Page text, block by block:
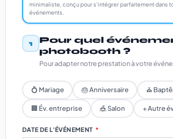
minimaliste, conçu pour s'intégrer parfaitement dans
événements.
1
Pour quel
photobooth ?
Pour adapter notre prestation à votre
💍 Mariage 🎂 Anniversaire ⛪
🏢 Év. entreprise 🎪 Salon + Autre
DATE DE L'ÉVÉNEMENT *